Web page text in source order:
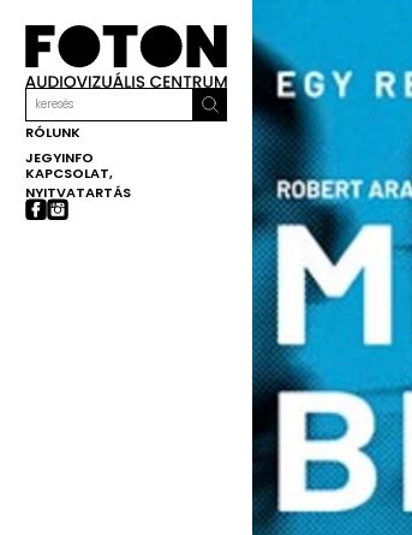
RÓLUNK
JEGYINFO
KAPCSOLAT,
NYITVATARTÁS